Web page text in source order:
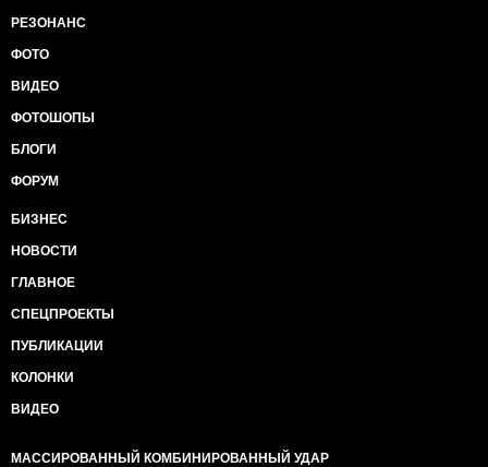
РЕЗОНАНС
ФОТО
ВИДЕО
ФОТОШОПЫ
БЛОГИ
ФОРУМ
БИЗНЕС
НОВОСТИ
ГЛАВНОЕ
СПЕЦПРОЕКТЫ
ПУБЛИКАЦИИ
КОЛОНКИ
ВИДЕО
МАССИРОВАННЫЙ КОМБИНИРОВАННЫЙ УДАР